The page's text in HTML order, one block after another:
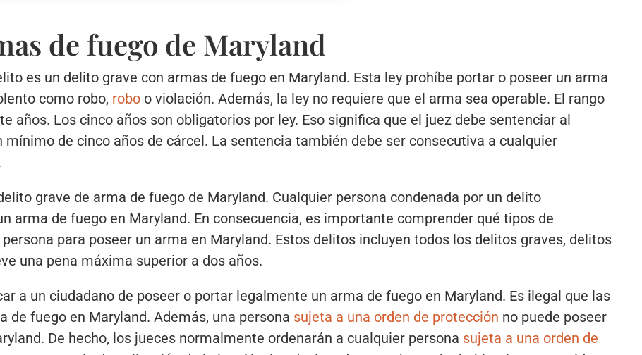
de fuego de Maryland
es un delito grave con armas de fuego en Maryland. Esta ley prohíbe portar o poseer un arma
como robo, robo o violación. Además, la ley no requiere que el arma sea operable. El rango
años. Los cinco años son obligatorios por ley. Eso significa que el juez debe sentenciar al
de cinco años de cárcel. La sentencia también debe ser consecutiva a cualquier
grave de arma de fuego de Maryland. Cualquier persona condenada por un delito
arma de fuego en Maryland. En consecuencia, es importante comprender qué tipos de
para poseer un arma en Maryland. Estos delitos incluyen todos los delitos graves, delitos
una pena máxima superior a dos años.
a un ciudadano de poseer o portar legalmente un arma de fuego en Maryland. Es ilegal que las
de fuego en Maryland. Además, una persona sujeta a una orden de protección no puede poseer
De hecho, los jueces normalmente ordenarán a cualquier persona sujeta a una orden de